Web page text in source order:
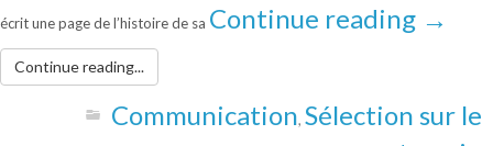
écrit une page de l’histoire de sa Continue reading →
Continue reading...
Communication, Sélection sur le